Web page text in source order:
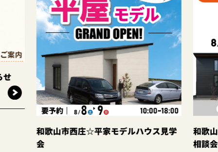
和歌山市西庄☆平家モデルハウス見学
和歌山岩
相談会☆